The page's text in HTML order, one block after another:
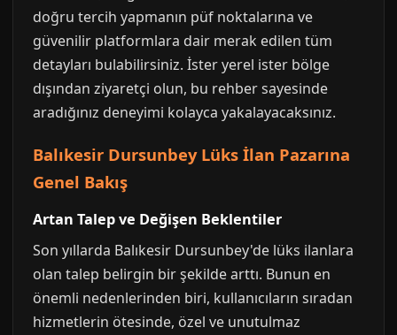
doğru tercih yapmanın püf noktalarına ve
güvenilir platformlara dair merak edilen tüm
detayları bulabilirsiniz. İster yerel ister bölge
dışından ziyaretçi olun, bu rehber sayesinde
aradığınız deneyimi kolayca yakalayacaksınız.
Balıkesir Dursunbey Lüks İlan Pazarına
Genel Bakış
Artan Talep ve Değişen Beklentiler
Son yıllarda Balıkesir Dursunbey'de lüks ilanlara
olan talep belirgin bir şekilde arttı. Bunun en
önemli nedenlerinden biri, kullanıcıların sıradan
hizmetlerin ötesinde, özel ve unutulmaz